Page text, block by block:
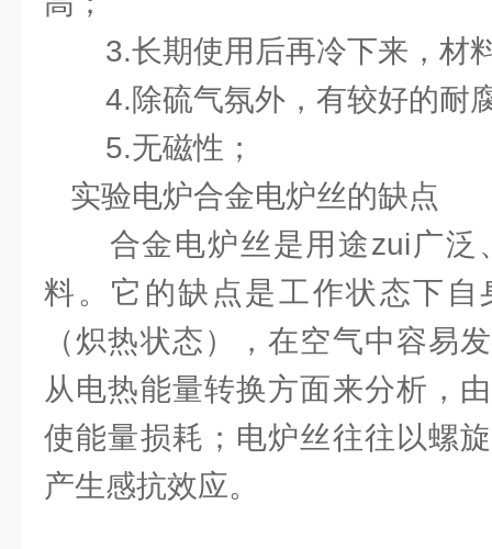
3.长期使用后再冷下来，材
4.除硫气氛外，有较好的耐
5.无磁性；
实验电炉合金电炉丝的缺点
合金电炉丝是用途zui广泛
料。它的缺点是工作状态下自
（炽热状态），在空气中容易
从电热能量转换方面来分析，
使能量损耗；电炉丝往往以螺
产生感抗效应。